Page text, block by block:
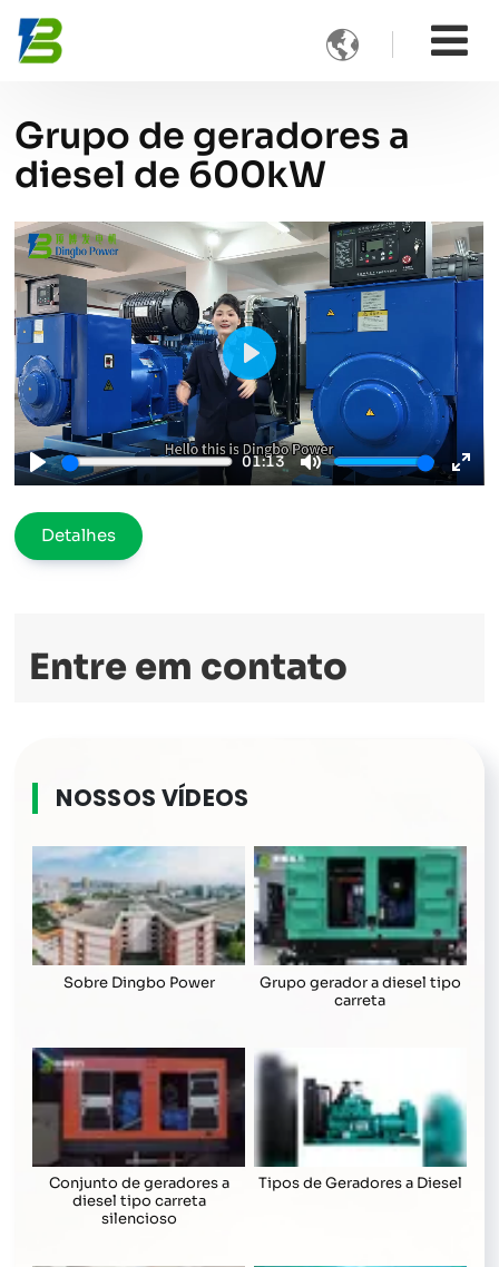

Grupo de geradores a
diesel de 600kW
Play
01:13
Mute
Play
Detalhes
Entre em contato
NOSSOS VÍDEOS
Sobre Dingbo Power
Grupo gerador a diesel tipo
carreta
Conjunto de geradores a
diesel tipo carreta
silencioso
Tipos de Geradores a Diesel